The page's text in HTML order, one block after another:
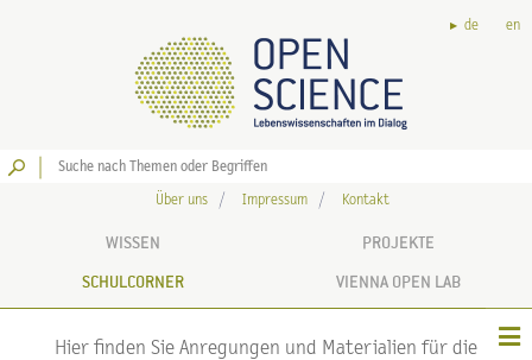
de en
Über uns Impressum Kontakt
WISSEN PROJEKTE
SCHULCORNER VIENNA OPEN LAB
Hier finden Sie Anregungen und Materialien für die